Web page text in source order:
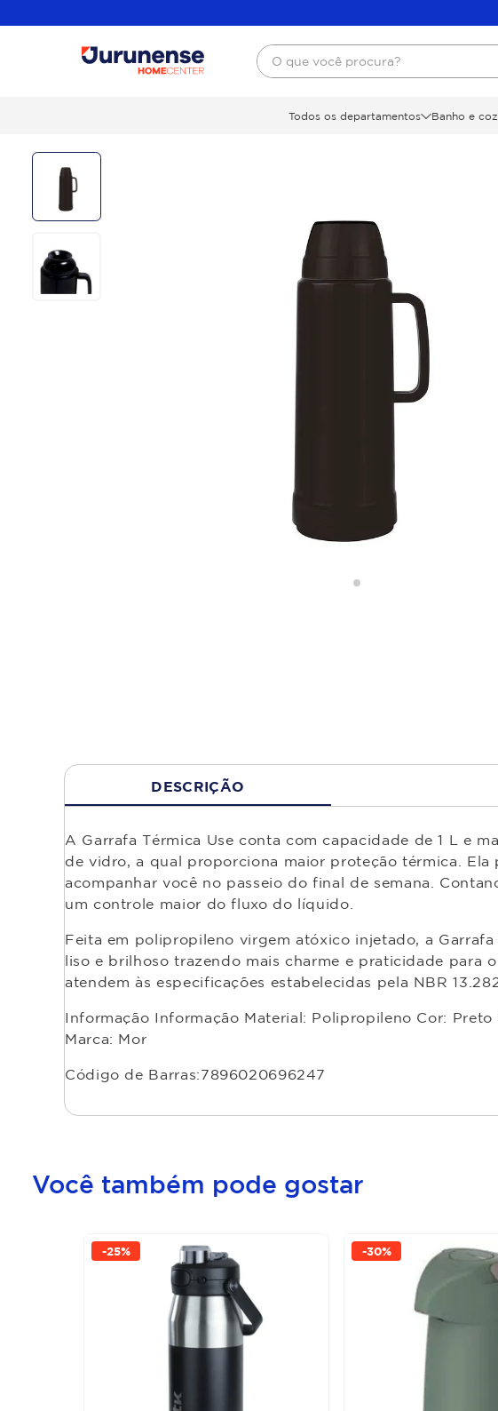
O que você procura?
Todos os departamentos Banho e
DESCRIÇÃO
A Garrafa Térmica Use conta com capacidade de 1 L e
de vidro, a qual proporciona maior proteção térmica. Ela
acompanhar você no passeio do final de semana.
um controle maior do fluxo do líquido.
Feita em polipropileno virgem atóxico injetado, a
liso e brilhoso trazendo mais charme e praticidade para
atendem às especificações estabelecidas pela NBR
Informação Informação Material: Polipropileno Cor:
Marca: Mor
Código de Barras:7896020696247
Você também pode gostar
-25% -30%